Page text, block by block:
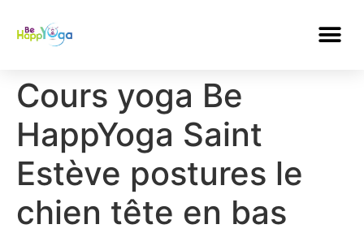
Cours yoga Be
HappYoga Saint
Estève postures le
chien tête en bas